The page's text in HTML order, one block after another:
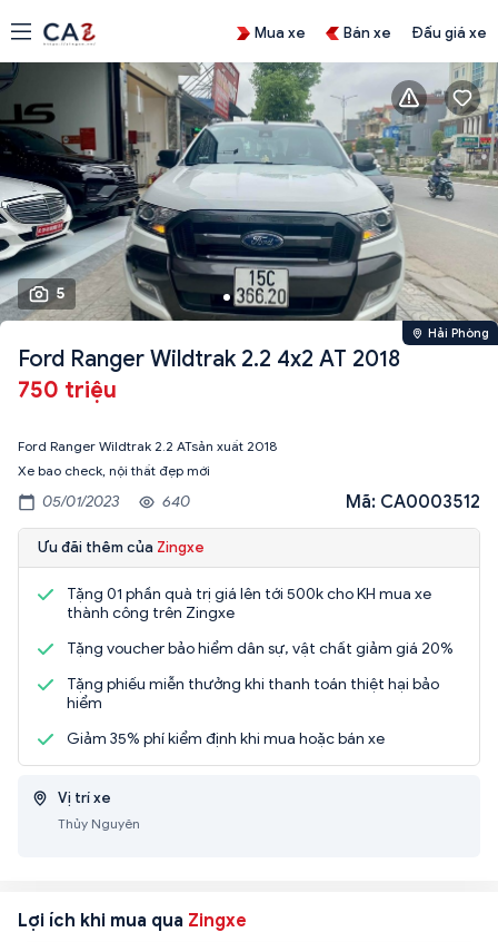
Mua xe Bán xe Đấu giá xe
5
Hải Phòng
Ford Ranger Wildtrak 2.2 4x2 AT 2018
750 triệu
Ford Ranger Wildtrak 2.2 ATsản xuất 2018
Xe bao check, nội thất đẹp mới
05/01/2023 640 Mã: CA0003512
Ưu đãi thêm của Zingxe
Tặng 01 phần quà trị giá lên tới 500k cho KH mua xe
thành công trên Zingxe
Tặng voucher bảo hiểm dân sự, vật chất giảm giá 20%
Tặng phiếu miễn thưởng khi thanh toán thiệt hại bảo
hiểm
Giảm 35% phí kiểm định khi mua hoặc bán xe
Vị trí xe
Thủy Nguyên
Lợi ích khi mua qua Zingxe